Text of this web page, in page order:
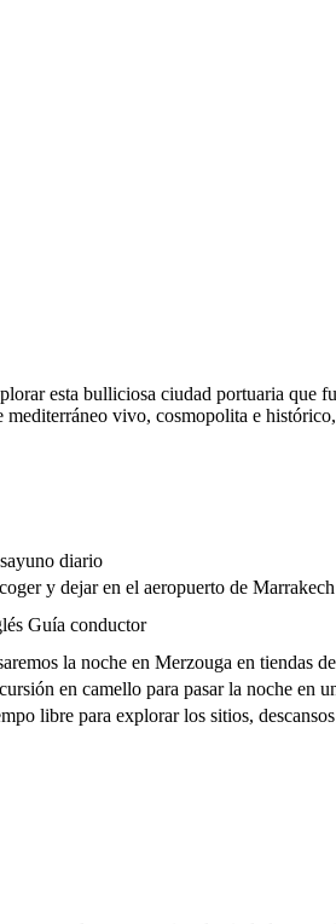
esta bulliciosa ciudad portuaria que
vivo, cosmopolita e
diario
y dejar en el aeropuerto de Marrakech
Guía conductor
la noche en Merzouga en tiendas
en camello para pasar la noche en
libre para explorar los sitios,